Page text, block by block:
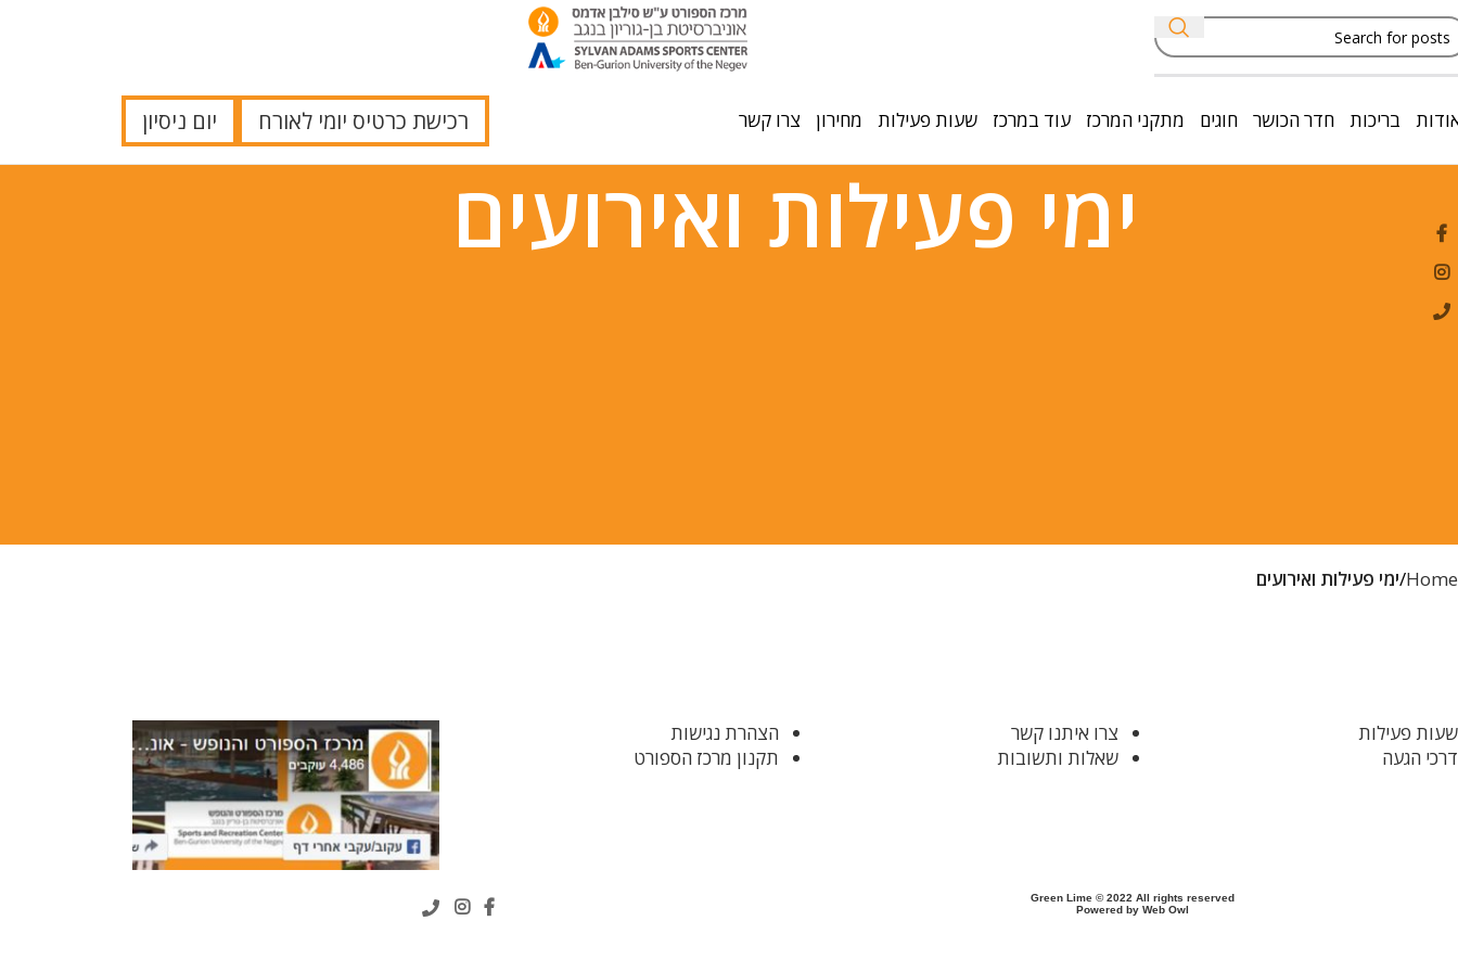
בריכות חדר הכושר חוגים מתקני המרכז עוד במרכז שעות פעילות מחירון צרו קשר רכישת כרטיס יומי לאורח יום ניסיון
ימי פעילות ואירועים
Home ימי פעילות ואירועים
שעות פעילות
דרכי הגעה
צרו איתנו קשר
שאלות ותשובות
הצהרת נגישות
תקנון מרכז הספורט
Green Lime© 2022 All rights reserved
Powered by Web Owl